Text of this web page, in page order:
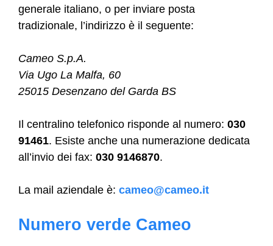
generale italiano, o per inviare posta
tradizionale, l’indirizzo è il seguente:
Cameo S.p.A.
Via Ugo La Malfa, 60
25015 Desenzano del Garda BS
Il centralino telefonico risponde al numero: 030
91461. Esiste anche una numerazione dedicata
all’invio dei fax: 030 9146870.
La mail aziendale è: cameo@cameo.it
Numero verde Cameo